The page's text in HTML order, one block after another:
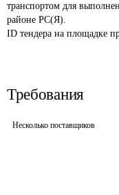
транспортом для
районе РС(Я).
ID тендера на площадке
Требования
Несколько поставщиков